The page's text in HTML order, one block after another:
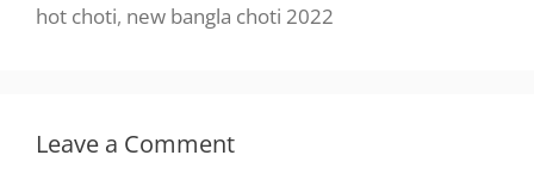
hot choti, new bangla choti 2022
Leave a Comment